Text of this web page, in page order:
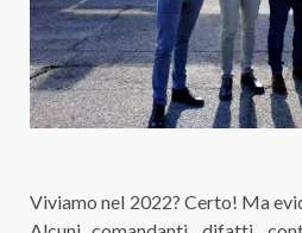
Viviamo nel 2022? Certo! Ma